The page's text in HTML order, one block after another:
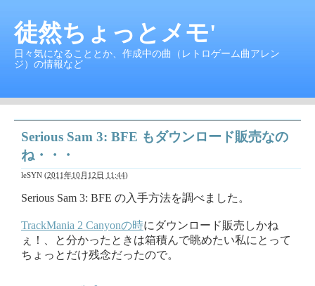
徒然ちょっとメモ'
日々気になることとか、作成中の曲（レトロゲーム曲アレン
ジ）の情報など
Serious Sam 3: BFE もダウンロード販売なの
ね・・・
leSYN (2011年10月12日 11:44)
Serious Sam 3: BFE の入手方法を調べました。
TrackMania 2 Canyonの時にダウンロード販売しかね
ぇ！、と分かったときは箱積んで眺めたい私にとって
ちょっとだけ残念だったので。